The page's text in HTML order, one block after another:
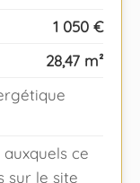
1 050 €
28,47 m²
ce
sur le site